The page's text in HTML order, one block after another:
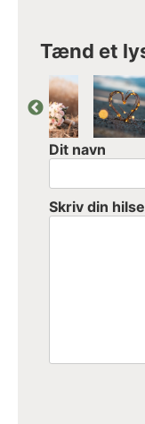
Tænd et
Dit navn
Skriv din